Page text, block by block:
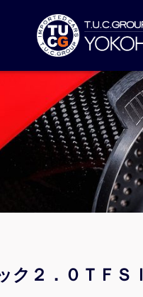
ク２．０ＴＦ